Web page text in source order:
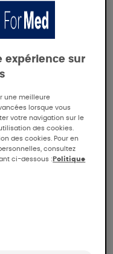
DS
sujets
contrôle
expérience sur
une meilleure
lorsque vous
votre navigation sur le
des cookies.
des cookies. Pour en
consultez
ci-dessous :Politique